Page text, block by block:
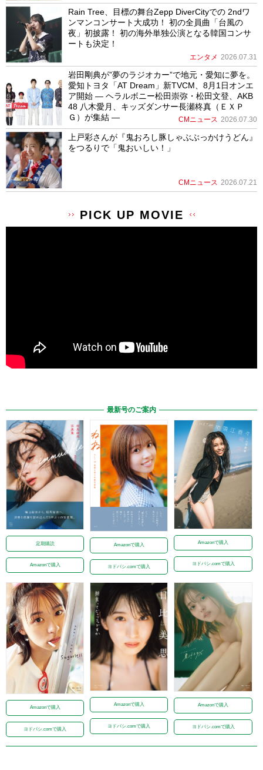
Rain Tree、目標の舞台Zepp DiverCityでの 2ndワ
ンマンコンサート大成功！ 初の全員曲「台風の
夜」初披露！ 初の海外単独公演となる韓国コンサ
ートも決定！
エンタメ 2026.07.31
岩田剛典が”夢のラジオカー”で地元・愛知に夢を。
愛知トヨタ「AT Dream」新TVCM、8月1日オンエ
ア開始 ― ヘラルボニー松田崇弥・松田文登、AKB
48 八木愛月、キッズダンサー長瀬柊真（ＥＸＰ
Ｇ）が集結 ―
CMニュース 2026.07.30
上戸彩さんが『鬼おろし豚しゃぶぶっかけうどん』
をつるりで「鬼おいしい！」
CMニュース 2026.07.21
PICK UP MOVIE
最新号のご案内
定期購読
Amazonで購入
Amazonで購入
ヨドバシ.comで購入
Amazonで購入
ヨドバシ.comで購入
Amazonで購入
ヨドバシ.comで購入
Amazonで購入
ヨドバシ.comで購入
Amazonで購入
ヨドバシ.comで購入